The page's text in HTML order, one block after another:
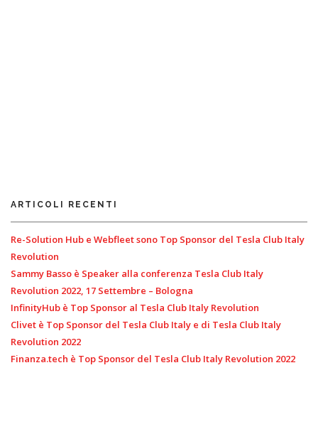
ARTICOLI RECENTI
Re-Solution Hub e Webfleet sono Top Sponsor del Tesla Club Italy
Revolution
Sammy Basso è Speaker alla conferenza Tesla Club Italy
Revolution 2022, 17 Settembre – Bologna
InfinityHub è Top Sponsor al Tesla Club Italy Revolution
Clivet è Top Sponsor del Tesla Club Italy e di Tesla Club Italy
Revolution 2022
Finanza.tech è Top Sponsor del Tesla Club Italy Revolution 2022